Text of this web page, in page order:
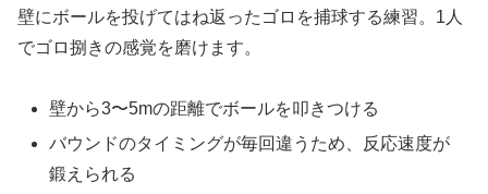
壁にボールを投げてはね返ったゴロを捕球する練習。1人
でゴロ捌きの感覚を磨けます。
壁から3〜5mの距離でボールを叩きつける
バウンドのタイミングが毎回違うため、反応速度が
鍛えられる